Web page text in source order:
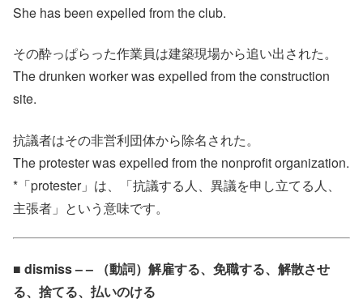
She has been expelled from the club.
その酔っぱらった作業員は建築現場から追い出された。
The drunken worker was expelled from the construction
site.
抗議者はその非営利団体から除名された。
The protester was expelled from the nonprofit organization.
*「protester」は、「抗議する人、異議を申し立てる人、
主張者」という意味です。
■ dismiss – – （動詞）解雇する、免職する、解散させ
る、捨てる、払いのける